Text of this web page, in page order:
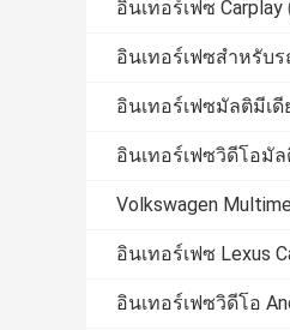
อินเทอร์เฟซ Carplay
อินเทอร์เฟซสำหรับร
อินเทอร์เฟซมัลติมีเดี
อินเทอร์เฟซวิดีโอมัล
Volkswagen
อินเทอร์เฟซ Lexus
อินเทอร์เฟซวิดีโอ